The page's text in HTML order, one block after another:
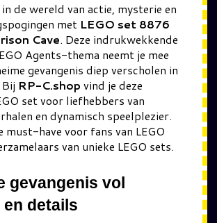
de wereld van actie, mysterie en
met LEGO set 8876
Cave. Deze indrukwekkende
Agents-thema neemt je mee
gevangenis diep verscholen in
RP-C.shop vind je deze
set voor liefhebbers van
en dynamisch speelplezier.
must-have voor fans van LEGO
van unieke LEGO sets.
gevangenis vol
details